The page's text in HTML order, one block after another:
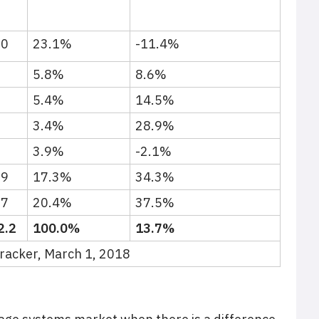
23.1%
-11.4%
5.8%
8.6%
5.4%
14.5%
3.4%
28.9%
3.9%
-2.1%
17.3%
34.3%
20.4%
37.5%
100.0%
13.7%
March 1, 2018